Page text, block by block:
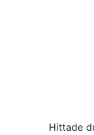
Hittade